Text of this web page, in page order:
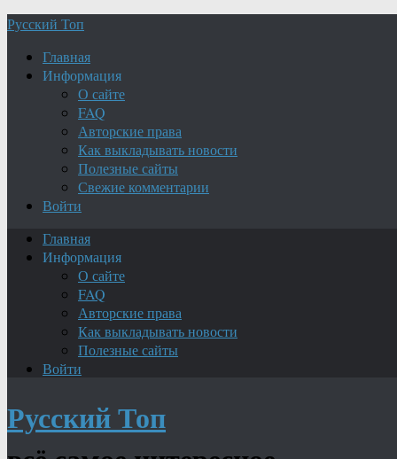
Русский Топ
Главная
Информация
О сайте
FAQ
Авторские права
Как выкладывать новости
Полезные сайты
Свежие комментарии
Войти
Главная
Информация
О сайте
FAQ
Авторские права
Как выкладывать новости
Полезные сайты
Войти
Русский Топ